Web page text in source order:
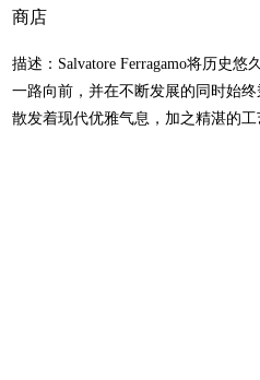
商店
描述：Salvatore Ferragamo将历史
一路向前，并在不断发展的同时始终
散发着现代优雅气息，加之精湛的